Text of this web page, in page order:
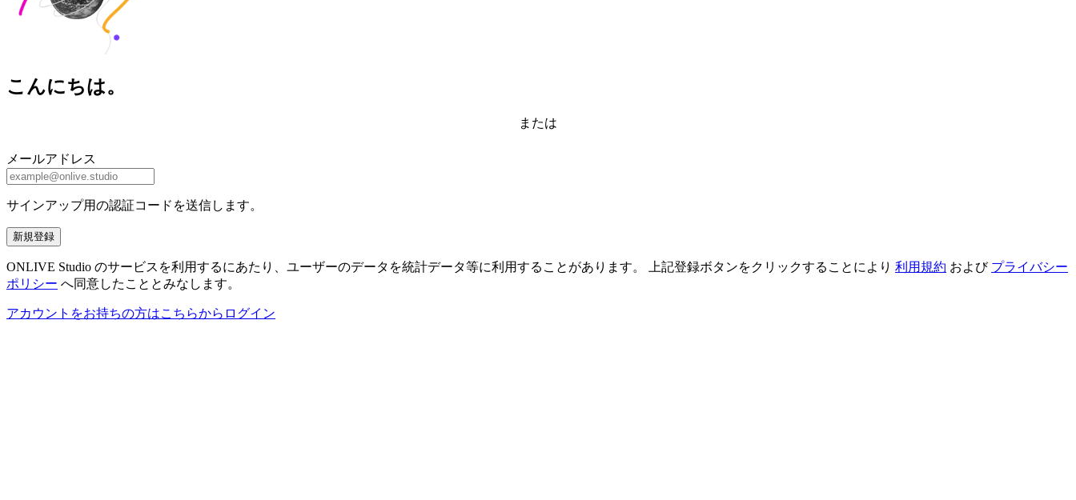
こんにちは。
または
メールアドレス
サインアップ用の認証コードを送信します。
新規登録
ONLIVE Studio のサービスを利用するにあたり、ユーザーのデータを統計データ等に利用することがあります。 上記登録ボタンをクリックすることにより 利用規約 および プライバシー
ポリシー へ同意したこととみなします。
アカウントをお持ちの方はこちらからログイン